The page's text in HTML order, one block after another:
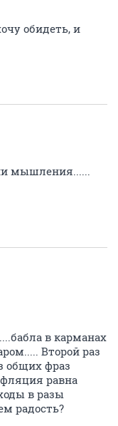
обидеть, и
мышления......
в карманах
Второй раз
общих фраз
равна
в разы
радость?